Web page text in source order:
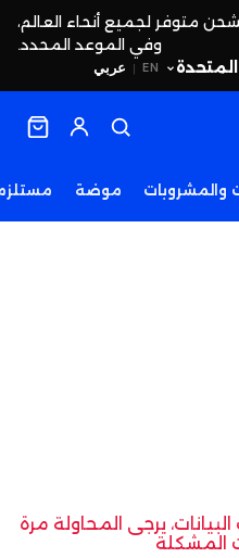
متوفر لجميع أنحاء العالم،
وفي الموعد المحدد.
EN
| عربي المتحدة
والمشروبات موضة
يرجى المحاولة مرة
المشكلة